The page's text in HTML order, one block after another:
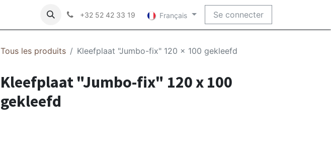
+32 52 42 33 19 Français Se connecter
Tous les produits Kleefplaat "Jumbo-fix" 120 x 100 gekleefd
Kleefplaat "Jumbo-fix" 120 x 100
gekleefd